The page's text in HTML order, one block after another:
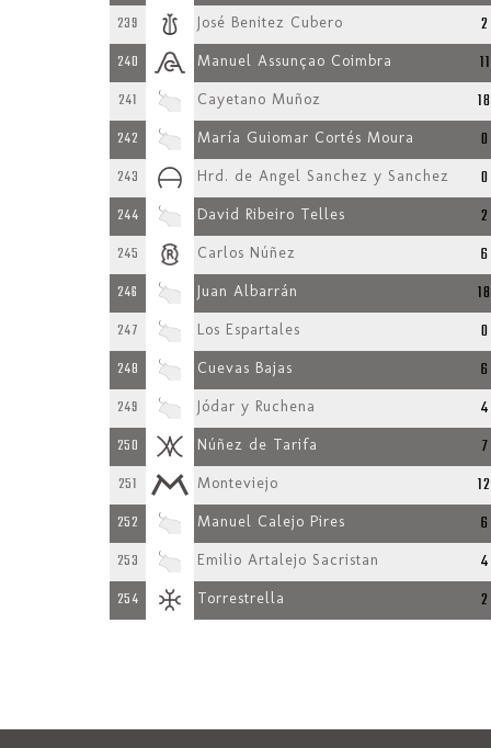
239 José Benitez Cubero 2
240 Manuel Assunçao Coimbra 11
241 Cayetano Muñoz 18
242 María Guiomar Cortés Moura 0
243 Hrd. de Angel Sanchez y Sanchez 0
244 David Ribeiro Telles 2
245 Carlos Núñez 6
246 Juan Albarrán 18
247 Los Espartales 0
248 Cuevas Bajas 6
249 Jódar y Ruchena 4
250 Núñez de Tarifa 7
251 Monteviejo 12
252 Manuel Calejo Pires 6
253 Emilio Artalejo Sacristan 4
254 Torrestrella 2